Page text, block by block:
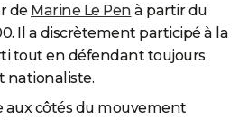
de Marine Le Pen à partir du
Il a discrètement participé à la
tout en défendant toujours
nationaliste.
côtés du mouvement